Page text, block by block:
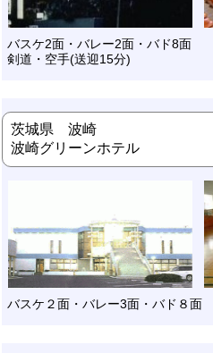
バスケ2面・バレー2面・バド8面
剣道・空手(送迎15分)
茨城県 波崎
波崎グリーンホテル
バスケ２面・バレー3面・バド８面